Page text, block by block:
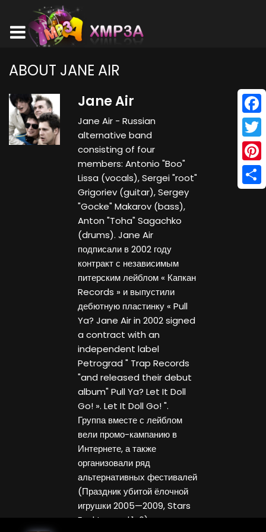
ABOUT JANE AIR
Jane Air
Jane Air - Russian
alternative band
consisting of four
members: Antonio "Boo"
Lissa (vocals), Sergei "root"
Grigoriev (guitar), Sergey
"Gocke" Makarov (bass),
Anton "Toha" Sagachko
(drums). Jane Air
подписали в 2002 году
контракт с независимым
питерским лейблом « Капкан
Records » и выпустили
дебютную пластинку « Pull
Ya? Jane Air in 2002 signed
a contract with an
independent label
Petrograd " Trap Records
"and released their debut
album" Pull Ya? Let It Doll
Go! ». Let It Doll Go! ".
Группа вместе с лейблом
вели промо-кампанию в
Интернете, а также
организовали ряд
альтернативных фестивалей
(Праздник убитой ёлочной
игрушки 2005—2009, Stars
Fucktory vol.1-6), которые